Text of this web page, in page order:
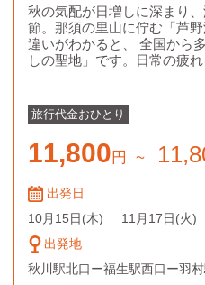
秋の気配が日増しに深まり
節。那須の里山に佇む「芦
違いがわかると、 全国から
しの聖地」です。日常の疲
旅行代金おひとり
11,800円 ~
出発日
10月15日(木) 11月17日(火)
出発地
秋川駅北口ー福生駅西口ー羽